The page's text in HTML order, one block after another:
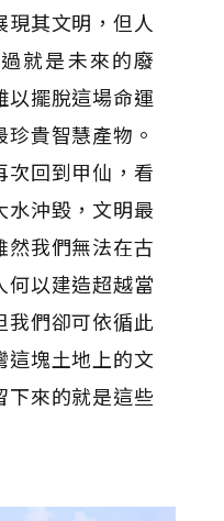
現其文明，但人
就是未來的廢
以擺脫這場命運
貴智慧產物。
次回到甲仙，看
水沖毀，文明最
然我們無法在古
何以建造超越當
我們卻可依循此
這塊土地上的文
下來的就是這些